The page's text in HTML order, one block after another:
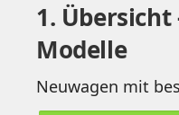
1. Übersicht
Modelle
Neuwagen mit